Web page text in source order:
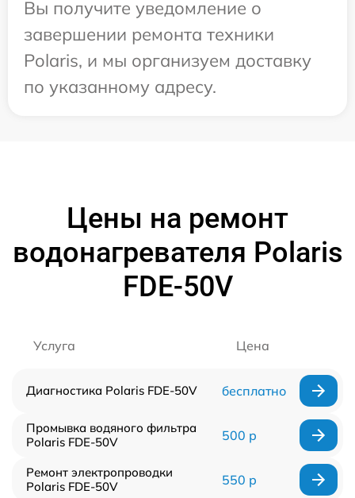
Вы получите уведомление о
завершении ремонта техники
Polaris, и мы организуем доставку
по указанному адресу.
Цены на ремонт
водонагревателя Polaris
FDE-50V
Услуга Цена
Диагностика Polaris FDE-50V бесплатно
Промывка водяного фильтра
Polaris FDE-50V
500 р
Ремонт электропроводки
Polaris FDE-50V
550 р